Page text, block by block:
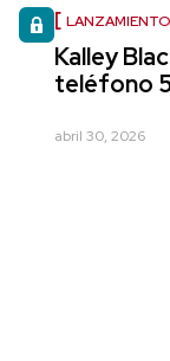
Kalley
teléfono
abril 30, 2026